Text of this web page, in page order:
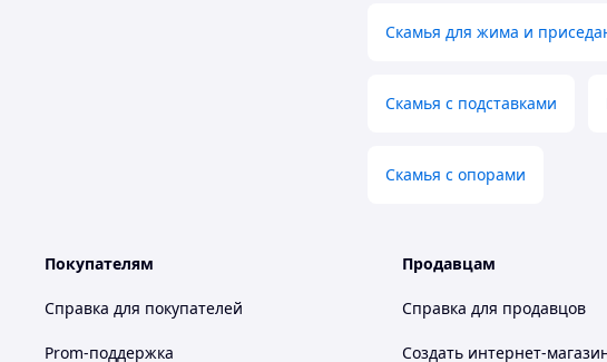
Скамья для жима и
Скамья с подставками
Скамья с опорами
Покупателям
Справка для покупателей
Prom-поддержка
Продавцам
Справка для продавцов
Создать интернет-